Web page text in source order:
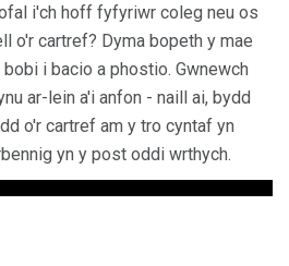
i'ch hoff fyfyriwr coleg neu os
o'r cartref? Dyma bopeth y mae
i bacio a phostio. Gwnewch
ar-lein a'i anfon - naill ai, bydd
o'r cartref am y tro cyntaf yn
yn y post oddi wrthych.